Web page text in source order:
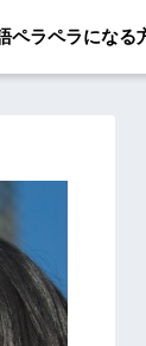
ペラペラになる